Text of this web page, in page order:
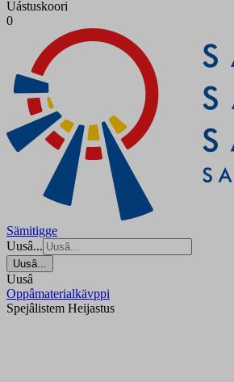
Uástuskoori
0
Sämitigge
Uusâ...
Uusâ...
Uusâ
Oppâmaterialkävppi
Spejâlistem Heijastus